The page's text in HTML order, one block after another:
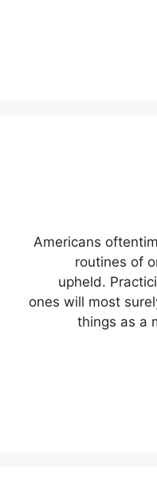
Americans
routines of
upheld.
ones will most
things as a